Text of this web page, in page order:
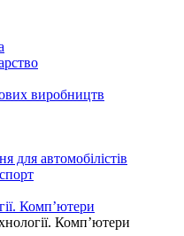
виробництв
для автомобілістів
Комп’ютери
Комп’ютери